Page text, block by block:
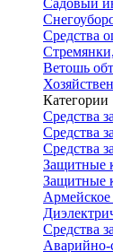
Садовый
Средства
Ветошь
Категории
Средства
Средства
Средства
Защитные
Защитные
Средства
Аварийно-